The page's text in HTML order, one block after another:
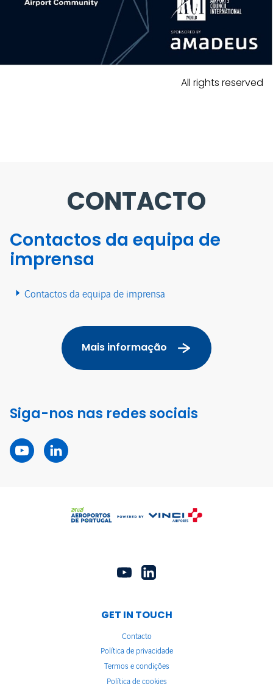
All rights reserved
CONTACTO
Contactos da equipa de
imprensa
Contactos da equipa de imprensa
Mais informação
Siga-nos nas redes sociais
GET IN TOUCH
Contacto
Política de privacidade
Termos e condições
Política de cookies